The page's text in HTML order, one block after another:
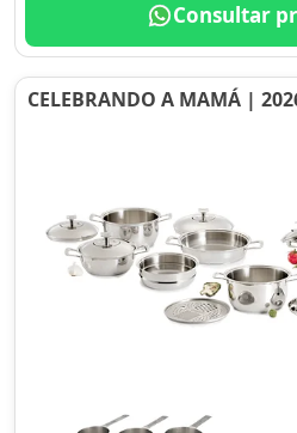
Consultar
CELEBRANDO A MAMÁ |